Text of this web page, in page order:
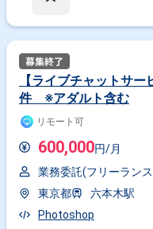
【ライブチャットサ
件 ※アダルト含む
リモート可
600,000円/月
業務委託(フリーラン
東京都
六本木駅
Photoshop